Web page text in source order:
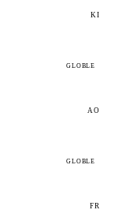
KI
GLOBLE
AO
GLOBLE
FR